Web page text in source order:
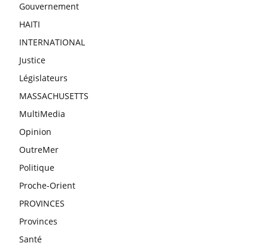
Gouvernement
HAITI
INTERNATIONAL
Justice
Législateurs
MASSACHUSETTS
MultiMedia
Opinion
OutreMer
Politique
Proche-Orient
PROVINCES
Provinces
Santé